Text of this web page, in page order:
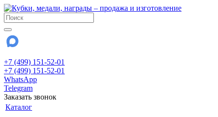
+7 (499) 151-52-01
+7 (499) 151-52-01
WhatsApp
Telegram
Заказать звонок
Каталог